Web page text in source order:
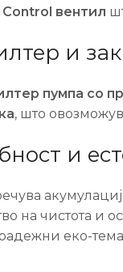
Control вентил
и
пумпа со
, што
и
на чистота
еко-